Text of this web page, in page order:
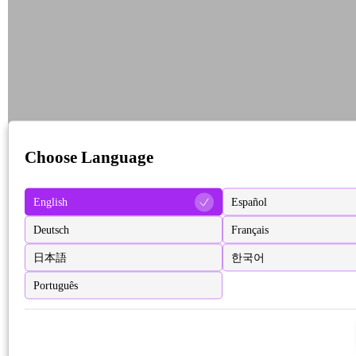
Choose Language
English Español
Deutsch Français
日本語 한국어
Português